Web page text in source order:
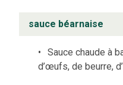
sauce béarnaise
Sauce chaude à
d’œufs, de beurre,